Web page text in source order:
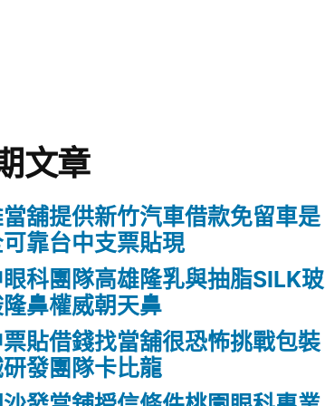
文章
舖提供新竹汽車借款免留車是
靠台中支票貼現
科團隊高雄隆乳與抽脂SILK玻
鼻權威朝天鼻
貼借錢找當舖很恐怖挑戰包裝
發團隊卡比龍